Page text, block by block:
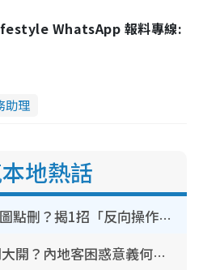
WhatsApp 報料專線:
助理
地熱話
WhatsApp預設貼圖點刪？揭1招「反向操作」還原簡潔介面 附3步實測教學
香港山邊鐵閘邊門大開？內地客困惑意義何在！網民神回覆：呢種叫法理性防禦